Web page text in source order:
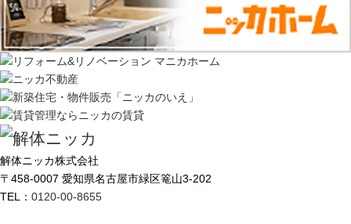
解体ニッカ株式会社
〒458-0007 愛知県名古屋市緑区篭山3-202
TEL： 0120-00-8655